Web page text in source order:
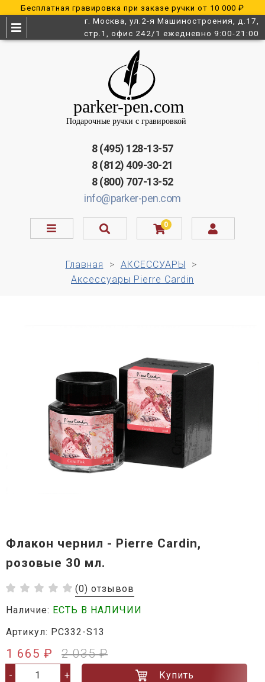
Бесплатная гравировка при заказе ручки от 10 000 ₽
г. Москва, ул.2-я Машиностроения, д.17,
стр.1, офис 242/1 ежедневно 9:00-21:00
8 (495) 128-13-57
8 (812) 409-30-21
8 (800) 707-13-52
info@parker-pen.com
0
Главная
АКСЕССУАРЫ
Аксессуары Pierre Cardin
Флакон чернил - Pierre Cardin,
розовые 30 мл.
(0) отзывов
Наличие: ЕСТЬ В НАЛИЧИИ
Артикул: PC332-S13
1 665 ₽ 2 035 ₽
- + Купить